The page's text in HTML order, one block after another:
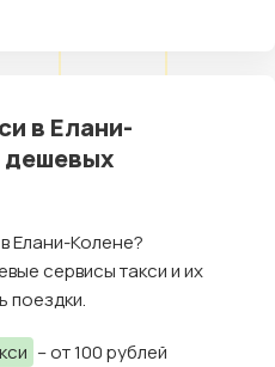
в Елани-
дешевых
Елани-Колене?
сервисы такси и их
поездки.
– от 100 рублей